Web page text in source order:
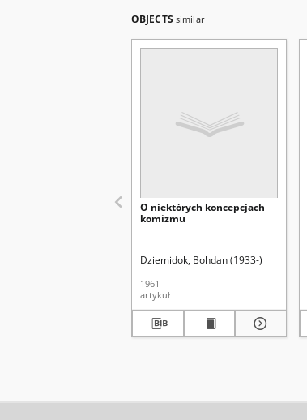
OBJECTS similar
O niektórych koncepcjach
komizmu
Dziemidok, Bohdan (1933-)
1961
artykuł